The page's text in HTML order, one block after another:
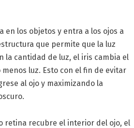
en los objetos y entra a los ojos a
que permite que la luz
la cantidad de luz, el iris cambia el
luz. Esto con el fin de evitar
al ojo y maximizando la
retina recubre el interior del ojo, el